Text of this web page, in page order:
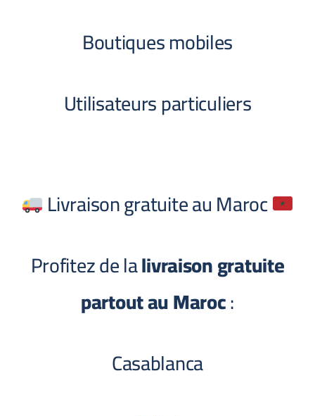
Boutiques mobiles
Utilisateurs particuliers
Livraison gratuite au Maroc
Profitez de lalivraison gratuite
partout au Maroc:
Casablanca